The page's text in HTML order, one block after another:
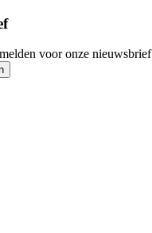
voor onze nieuwsbrief